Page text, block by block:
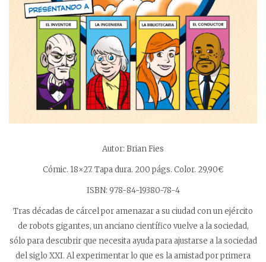
Autor: Brian Fies
Cómic. 18×27. Tapa dura. 200 págs. Color. 29,90€
ISBN: 978-84-19380-78-4
Tras décadas de cárcel por amenazar a su ciudad con un ejército
de robots gigantes, un anciano científico vuelve a la sociedad,
sólo para descubrir que necesita ayuda para ajustarse a la sociedad
del siglo XXI. Al experimentar lo que es la amistad por primera